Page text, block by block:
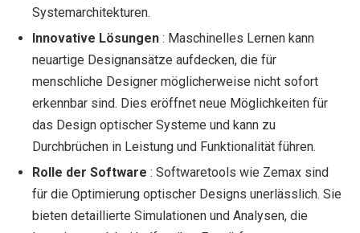
Systemarchitekturen.
Innovative Lösungen : Maschinelles Lernen kann
neuartige Designansätze aufdecken, die für
menschliche Designer möglicherweise nicht sofort
erkennbar sind. Dies eröffnet neue Möglichkeiten für
das Design optischer Systeme und kann zu
Durchbrüchen in Leistung und Funktionalität führen.
Rolle der Software : Softwaretools wie Zemax sind
für die Optimierung optischer Designs unerlässlich. Sie
bieten detaillierte Simulationen und Analysen, die